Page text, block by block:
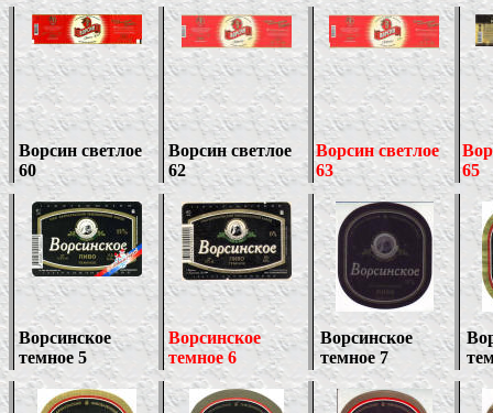
Ворсин светлое
60
Ворсин светлое
62
Ворсин светлое
63
65
Ворсинское
темное 5
Ворсинское
темное 6
Ворсинское
темное 7